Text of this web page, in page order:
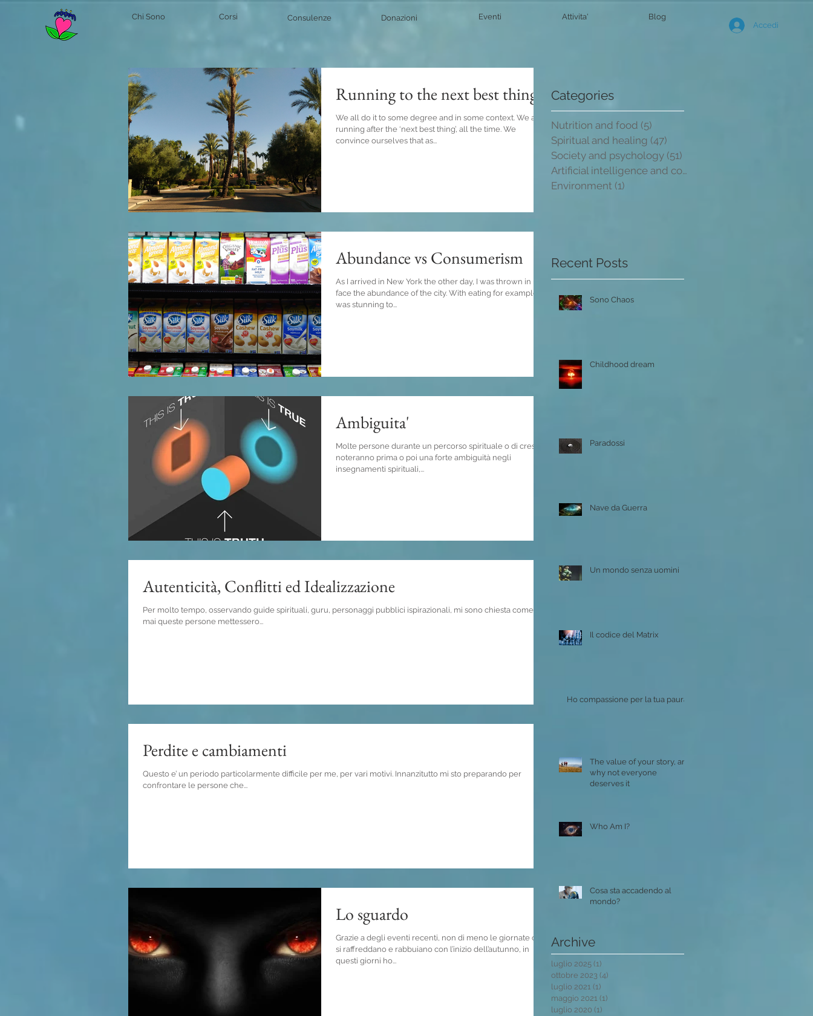
Chi Sono Corsi Consulenze Donazioni Eventi Attivita'
Blog
Accedi
Running to the next best thing
We all do it to some degree and in some context. We are
running after the ‘next best thing’, all the time. We
convince ourselves that as...
Abundance vs Consumerism
As I arrived in New York the other day, I was thrown in my
face the abundance of the city. With eating for example, it
was stunning to...
Ambiguita'
Molte persone durante un percorso spirituale o di crescita
noteranno prima o poi una forte ambiguità negli
insegnamenti spirituali,...
Autenticità, Conflitti ed Idealizzazione
Per molto tempo, osservando guide spirituali, guru, personaggi pubblici ispirazionali, mi sono chiesta come
mai queste persone mettessero...
Perdite e cambiamenti
Questo e’ un periodo particolarmente difficile per me, per vari motivi. Innanzitutto mi sto preparando per
confrontare le persone che...
Lo sguardo
Grazie a degli eventi recenti, non di meno le giornate che
si raffreddano e rabbuiano con l’inizio dell’autunno, in
questi giorni ho...
Categories
Nutrition and food (5)
Spiritual and healing (47)
Society and psychology (51)
Artificial intelligence and conscio
Environment (1)
Recent Posts
Sono Chaos
Childhood dream
Paradossi
Nave da Guerra
Un mondo senza uomini
Il codice del Matrix
Ho compassione per la tua paura
The value of your story, and
why not everyone
deserves it
Who Am I?
Cosa sta accadendo al
mondo?
Archive
luglio 2025 (1)
ottobre 2023 (4)
luglio 2021 (1)
maggio 2021 (1)
luglio 2020 (1)